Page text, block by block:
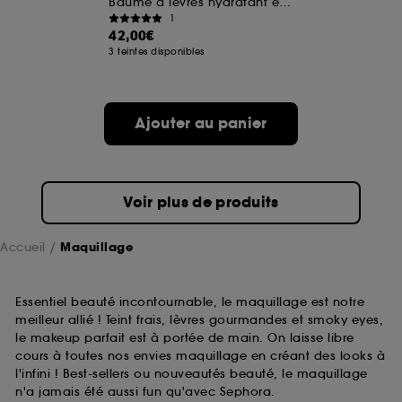
1
42,00€
3 teintes disponibles
Ajouter au panier
Voir plus de produits
Accueil Maquillage
Essentiel beauté incontournable, le maquillage est notre
meilleur allié ! Teint frais, lèvres gourmandes et smoky eyes,
le makeup parfait est à portée de main. On laisse libre
cours à toutes nos envies maquillage en créant des looks à
l'infini ! Best-sellers ou nouveautés beauté, le maquillage
n'a jamais été aussi fun qu'avec Sephora.
A l'exception des cookies techniques, le dépôt et la
lecture de ces traceurs requiert votre accord. Vous
choix" ci-dessous ou décider de "tout accepter".
Sephora pourra associer les informations de
navigation collectées par ces Cookies, pour les
sur "continuer sans accepter". Voous pouvez à tout
moment choisir de retirer votrte consentement. Si vous
souhaitez obtenir plus d'information sur les cookies